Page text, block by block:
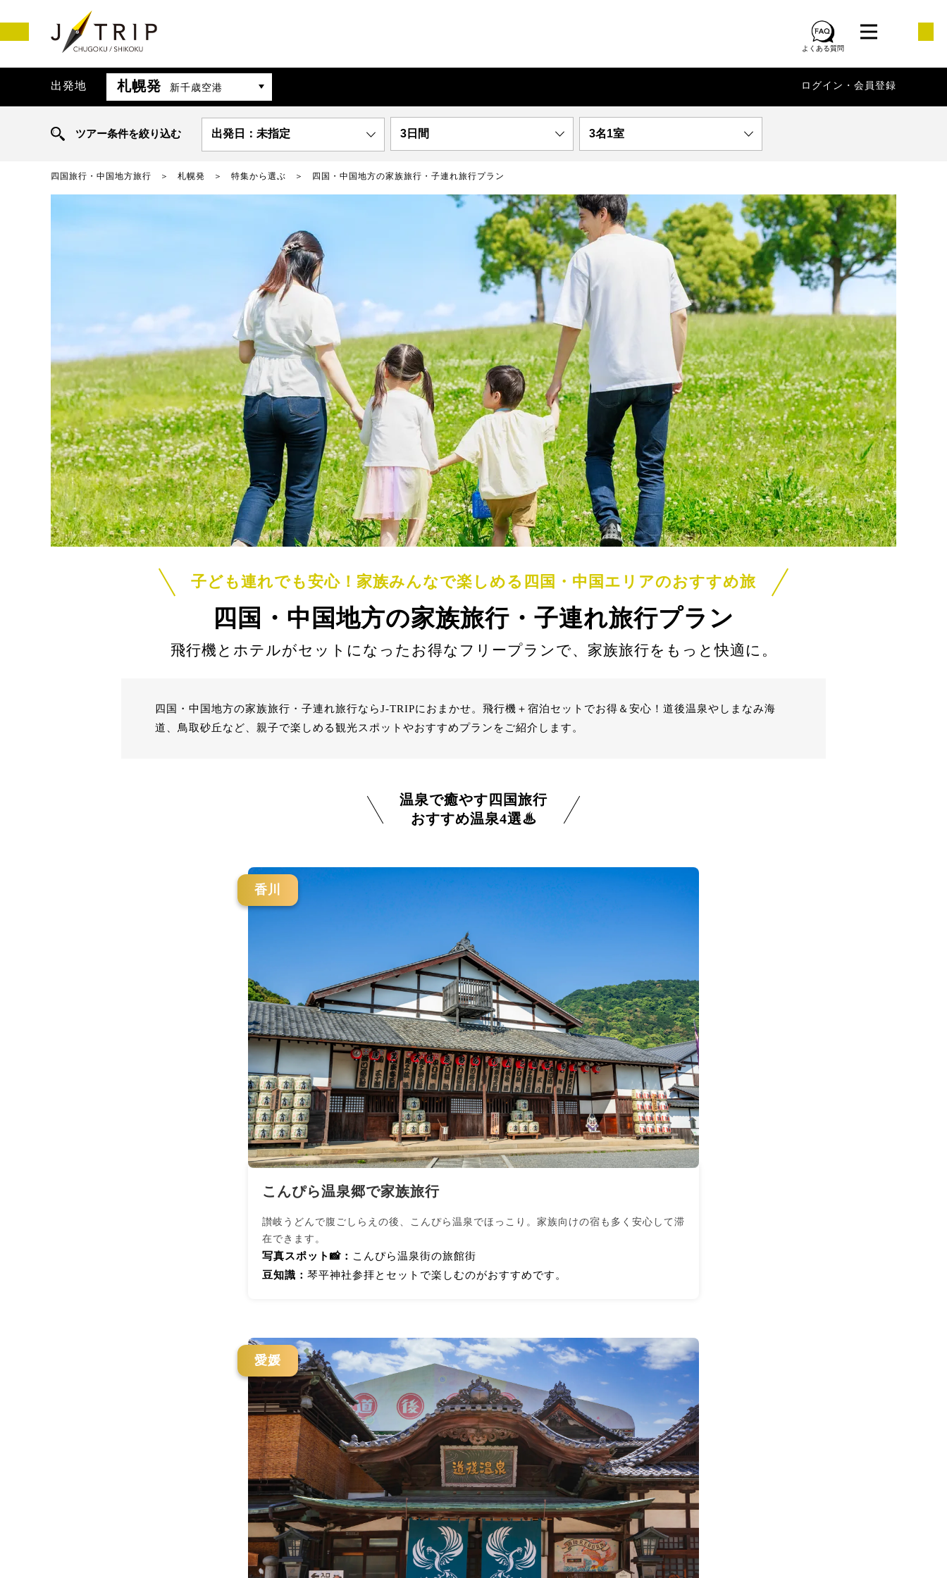
よくある質問
出発地 札幌発 新千歳空港 ログイン・会員登録
ツアー条件を絞り込む 出発日：未指定 3日間 3名1室
四国旅行・中国地方旅行 札幌発 特集から選ぶ 四国・中国地方の家族旅行・子連れ旅行プラン
子ども連れでも安心！家族みんなで楽しめる四国・中国エリアのおすすめ旅
四国・中国地方の家族旅行・子連れ旅行プラン
飛行機とホテルがセットになったお得なフリープランで、家族旅行をもっと快適に。
四国・中国地方の家族旅行・子連れ旅行ならJ-TRIPにおまかせ。飛行機＋宿泊セットでお得＆安心！道後温泉やしまなみ海
道、鳥取砂丘など、親子で楽しめる観光スポットやおすすめプランをご紹介します。
温泉で癒やす四国旅行
おすすめ温泉4選♨
香川
こんぴら温泉郷で家族旅行
讃岐うどんで腹ごしらえの後、こんぴら温泉でほっこり。家族向けの宿も多く安心して滞
在できます。
写真スポット📸： こんぴら温泉街の旅館街
豆知識： 琴平神社参拝とセットで楽しむのがおすすめです。
愛媛